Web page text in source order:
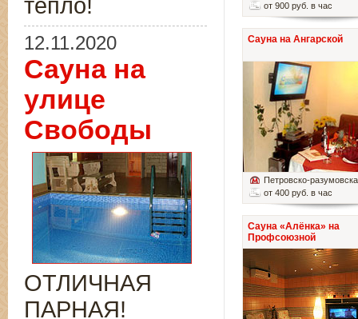
от 900 руб. в час
Сауна на Ангарской
Петровско-
от 400 руб. в час
Сауна «Алёнка» на
Профсоюзной
тепло!
12.11.2020
Сауна на
улице
Свободы
ОТЛИЧНАЯ
ПАРНАЯ!